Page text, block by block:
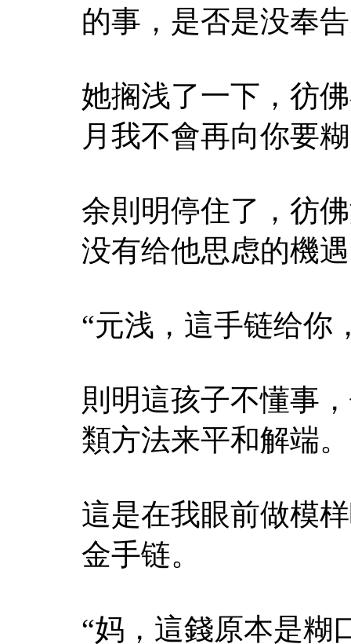
的事，是否是没奉
她搁浅了一下，彷
月我不會再向你要
余則明停住了，彷
没有给他思虑的機
“元浅，這手链给你
則明這孩子不懂事
類方法来平和解端。
這是在我眼前做模
金手链。
“妈，這錢原本是糊